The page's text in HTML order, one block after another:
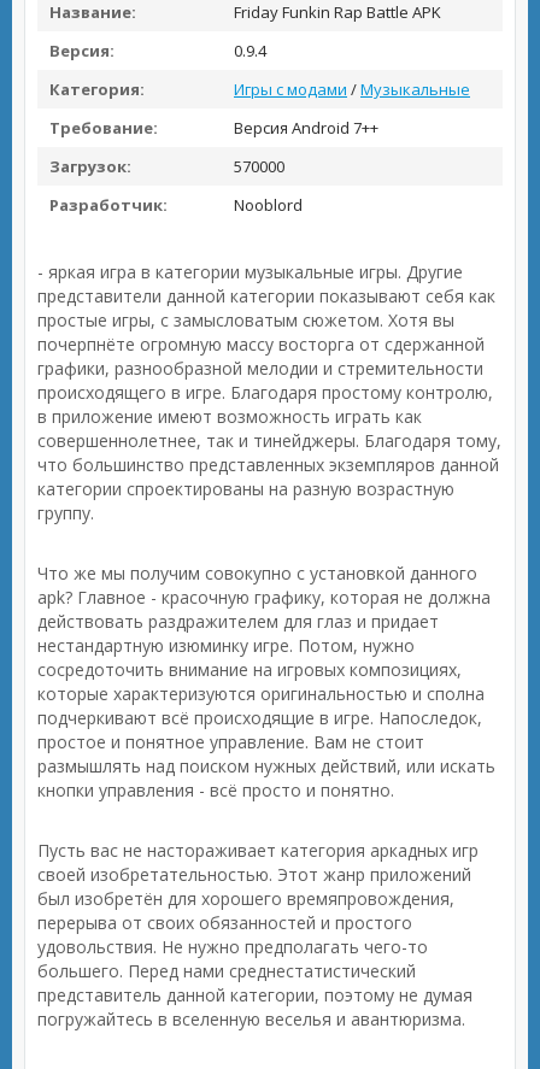
Название:
Friday Funkin Rap Battle APK
Версия:
0.9.4
Категория:
Игры с модами /Музыкальные
Требование:
Версия Android 7++
Загрузок:
570000
Разработчик:
Nooblord
- яркая игра в категории музыкальные игры. Другие
представители данной категории показывают себя как
простые игры, с замысловатым сюжетом. Хотя вы
почерпнёте огромную массу восторга от сдержанной
графики, разнообразной мелодии и стремительности
происходящего в игре. Благодаря простому контролю,
в приложение имеют возможность играть как
совершеннолетнее, так и тинейджеры. Благодаря тому,
что большинство представленных экземпляров данной
категории спроектированы на разную возрастную
группу.
Что же мы получим совокупно с установкой данного
apk? Главное - красочную графику, которая не должна
действовать раздражителем для глаз и придает
нестандартную изюминку игре. Потом, нужно
сосредоточить внимание на игровых композициях,
которые характеризуются оригинальностью и сполна
подчеркивают всё происходящие в игре. Напоследок,
простое и понятное управление. Вам не стоит
размышлять над поиском нужных действий, или искать
кнопки управления - всё просто и понятно.
Пусть вас не настораживает категория аркадных игр
своей изобретательностью. Этот жанр приложений
был изобретён для хорошего времяпровождения,
перерыва от своих обязанностей и простого
удовольствия. Не нужно предполагать чего-то
большего. Перед нами среднестатистический
представитель данной категории, поэтому не думая
погружайтесь в вселенную веселья и авантюризма.